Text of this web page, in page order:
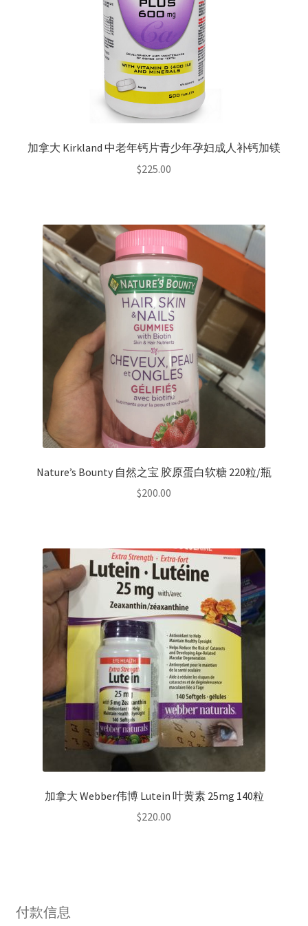
加拿大 Kirkland 中老年钙片青少年孕妇成人补钙加镁
$225.00
Nature’s Bounty 自然之宝 胶原蛋白软糖 220粒/瓶
$200.00
加拿大 Webber伟博 Lutein 叶黄素 25mg 140粒
$220.00
付款信息